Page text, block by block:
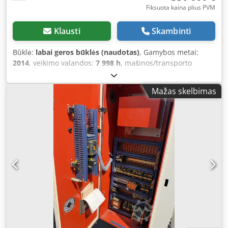
Fiksuota kaina plius PVM
Klausti Skambinti
Būklė: labai geros būklės (naudotas), Gamybos metai:
2014, veikimo valandos: 7 998 h, mašinos/transporto
43610191, aliuminio lakšto storis
(maks.):6 mm, For sale, we are offering an Amada EML
3610NT punch-laser combination machine. The offered
machine is used and in very good condition. Main features
of the machine (overall): • Combination of punching and
laser cutting processes possible • Automatic part pickup
(suction cups for up to 45kg, small amount of perforation
recommended) and pallet exchange during machine
operation • Automatic sheet feeding up to max. length
3050x1500mm and scrap collection after cutting, with the
ability to load sheets during machine operation •
Automatic shuttle arms 1500x400mm (two conveyors for
parts) • Turret with 41 fixed and 4 indexable stations • 3
manually adjustable clamps • Cutting area up to
3020x1500mm • Laser cutting area 2000x1500mm • Max.
Mažas skelbimas